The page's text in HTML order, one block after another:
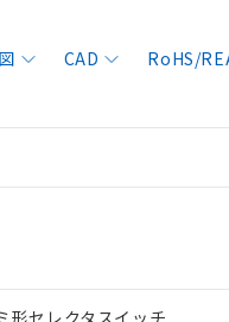
CAD RoHS/
形セレクタスイッチ